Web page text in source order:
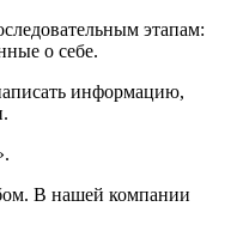
этапам:
о себе.
информацию,
В нашей компании